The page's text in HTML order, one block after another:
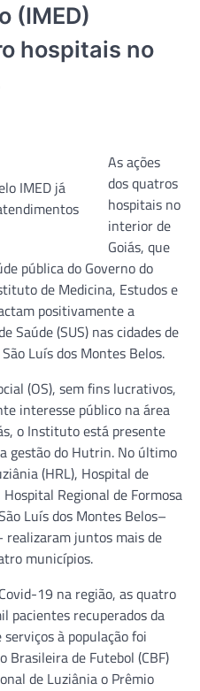
(IMED)
hospitais no
IMED já
As ações
dos quatros
hospitais no
interior de
Goiás, que
pública do Governo do
de Medicina, Estudos e
positivamente a
Saúde (SUS) nas cidades de
Luís dos Montes Belos.
(OS), sem fins lucrativos,
interesse público na área
o Instituto está presente
gestão do Hutrin. No último
(HRL), Hospital de
Regional de Formosa
Luís dos Montes Belos–
realizaram juntos mais de
municípios.
19 na região, as quatro
pacientes recuperados da
serviços à população foi
Brasileira de Futebol (CBF)
de Luziânia o Prêmio